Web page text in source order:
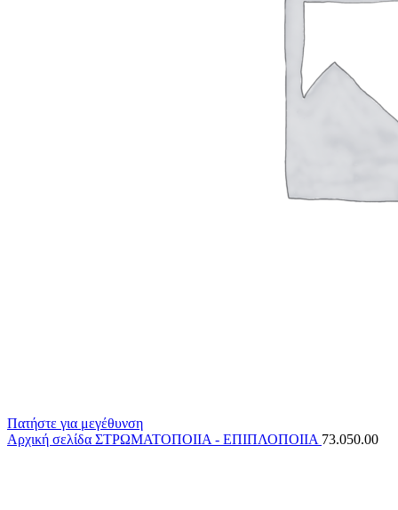
Πατήστε για μεγέθυνση
Αρχική σελίδα ΣΤΡΩΜΑΤΟΠΟΙΙΑ - ΕΠΙΠΛΟΠΟΙΙΑ 73.050.00